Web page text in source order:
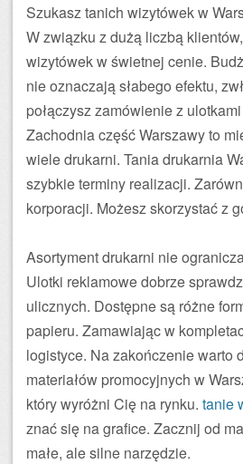
Szukasz tanich wizytówek w
W związku z dużą liczbą
wizytówek w świetnej cenie.
nie oznaczają słabego efektu,
połączysz zamówienie z
Zachodnia część Warszawy to
wiele drukarni. Tania drukarnia
szybkie terminy realizacji.
korporacji. Możesz skorzystać z
Asortyment drukarni nie
Ulotki reklamowe dobrze
ulicznych. Dostępne są różne
papieru. Zamawiając w
logistyce. Na zakończenie warto
materiałów promocyjnych w
który wyróżni Cię na rynku. tanie
znać się na grafice. Zacznij od
małe, ale silne narzędzie.